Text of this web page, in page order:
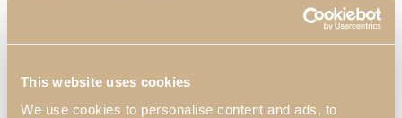
This website uses cookies
We use cookies to personalise content and ads, to